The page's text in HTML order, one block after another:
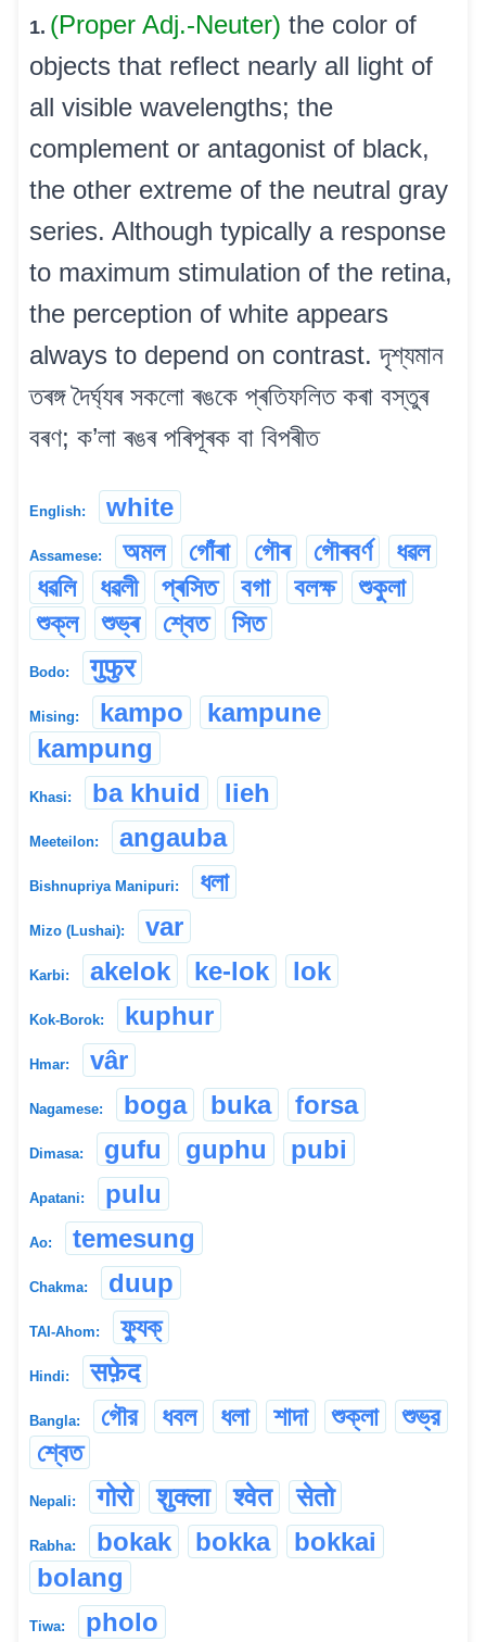
1. (Proper Adj.-Neuter) the color of
objects that reflect nearly all light of
all visible wavelengths; the
complement or antagonist of black,
the other extreme of the neutral gray
series. Although typically a response
to maximum stimulation of the retina,
the perception of white appears
always to depend on contrast. দৃশ্যমান
তৰঙ্গ দৈৰ্ঘ্যৰ সকলো ৰঙকে প্ৰতিফলিত কৰা বস্তুৰ
বৰণ; ক’লা ৰঙৰ পৰিপূৰক বা বিপৰীত
English: white
Assamese: অমল গোঁৰা গৌৰ গৌৰবৰ্ণ
ধৱল
ধৱলি
ধৱলী প্ৰসিত বগা বলক্ষ
শুকুলা
শুক্ল
শুভ্ৰ শ্বেত সিত
Bodo: गुफुर
Mising: kampo
kampune
kampung
Khasi: ba khuid lieh
Meeteilon: angauba
Bishnupriya Manipuri: ধলা
Mizo (Lushai): var
Karbi: akelok ke-lok lok
Kok-Borok: kuphur
Hmar: vâr
Nagamese: boga buka forsa
Dimasa: gufu guphu pubi
Apatani: pulu
Ao: temesung
Chakma: duup
TAI-Ahom: ফ্যুক্
Hindi: सफ़ेद
Bangla: গৌর ধবল ধলা শাদা শুক্লা
শুভ্র
শ্বেত
Nepali: गोरो शुक्ला श्वेत सेतो
Rabha: bokak bokka
bokkai
bolang
Tiwa: pholo